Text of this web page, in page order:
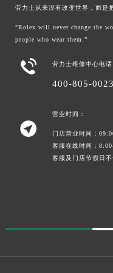
劳力士从来没有改变世界，而是
"Rolex will never change the
people who wear them.”
 劳力士维修中心电话
400-805-0023

营业时间：
门店营业时间：
客服在线时间：
客服及门店节假日不